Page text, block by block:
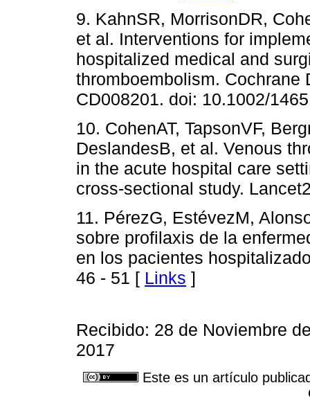
9. KahnSR, MorrisonDR,
et al. Interventions for
hospitalized medical and
thromboembolism. Cochrane
CD008201. doi: 10.1002/
10. CohenAT, TapsonVF,
DeslandesB, et al. Venous
in the acute hospital care
cross-sectional study.
11. PérezG, EstévezM,
sobre profilaxis de la
en los pacientes
46 - 51 [ Links ]
Recibido: 28 de Noviembre
2017
Este es un artículo